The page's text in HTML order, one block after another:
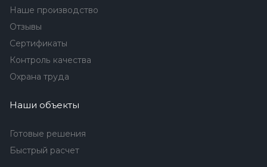
Наше производство
Отзывы
Сертификаты
Контроль качества
Охрана труда
Наши объекты
Готовые решения
Быстрый расчет